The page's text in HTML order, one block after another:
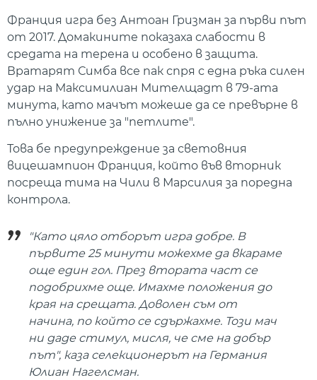
Франция игра без Антоан Гризман за първи път
от 2017. Домакините показаха слабости в
средата на терена и особено в защита.
Вратарят Симба все пак спря с една ръка силен
удар на Максимилиан Мителщадт в 79-ата
минута, като мачът можеше да се превърне в
пълно унижение за "петлите".
Това бе предупреждение за световния
вицешампион Франция, който във вторник
посреща тима на Чили в Марсилия за поредна
контрола.
"Като цяло отборът игра добре. В
първите 25 минути можехме да вкараме
още един гол. През втората част се
подобрихме още. Имахме положения до
края на срещата. Доволен съм от
начина, по който се сдържахме. Този мач
ни даде стимул, мисля, че сме на добър
път", каза селекционерът на Германия
Юлиан Нагелсман.